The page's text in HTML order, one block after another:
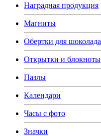
Наградная продукция
Магниты
Обертки для шоколада
Открытки и блокноты
Пазлы
Календари
Часы с фото
Значки